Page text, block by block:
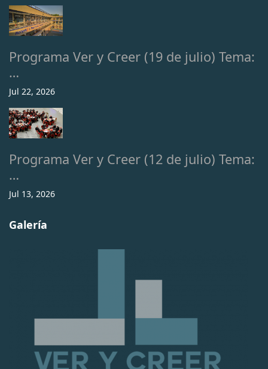
Programa Ver y Creer (19 de julio) Tema:
…
Jul 22, 2026
Programa Ver y Creer (12 de julio) Tema:
…
Jul 13, 2026
Galería